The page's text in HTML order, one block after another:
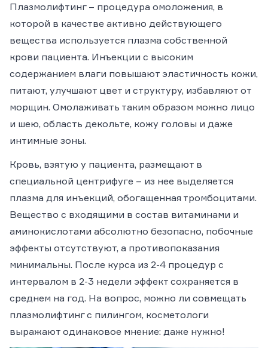
Плазмолифтинг – процедура омоложения, в
которой в качестве активно действующего
вещества используется плазма собственной
крови пациента. Инъекции с высоким
содержанием влаги повышают эластичность кожи,
питают, улучшают цвет и структуру, избавляют от
морщин. Омолаживать таким образом можно лицо
и шею, область декольте, кожу головы и даже
интимные зоны.
Кровь, взятую у пациента, размещают в
специальной центрифуге – из нее выделяется
плазма для инъекций, обогащенная тромбоцитами.
Вещество с входящими в состав витаминами и
аминокислотами абсолютно безопасно, побочные
эффекты отсутствуют, а противопоказания
минимальны. После курса из 2-4 процедур с
интервалом в 2-3 недели эффект сохраняется в
среднем на год. На вопрос, можно ли совмещать
плазмолифтинг с пилингом, косметологи
выражают одинаковое мнение: даже нужно!